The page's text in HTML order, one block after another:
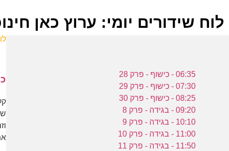
לוח שידורים יומי: ערוץ כאן חינוכית 25-
06:35 - כישוף - פרק 28
07:30 - כישוף - פרק 29
08:25 - כישוף - פרק 30
09:20 - בגידה - פרק 8
10:10 - בגידה - פרק 9
11:00 - בגידה - פרק 10
11:50 - בגידה - פרק 11